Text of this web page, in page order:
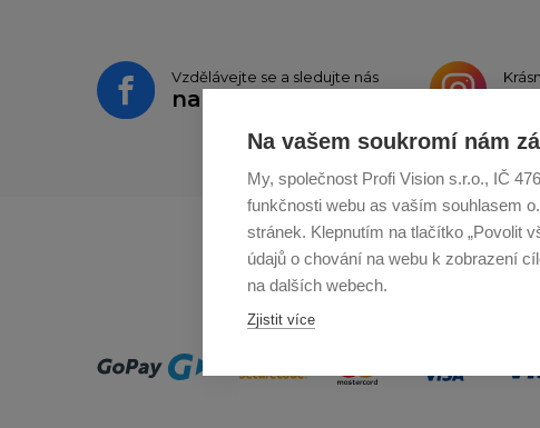
Na vašem soukromí nám
My, společnost Profi Vision s.r.o., IČ
funkčnosti webu as vaším souhlasem
stránek. Klepnutím na tlačítko „Povolit
údajů o chování na webu k zobrazení
na dalších webech.
Zjistit více
Vzdělávejte se a sledujte nás
na